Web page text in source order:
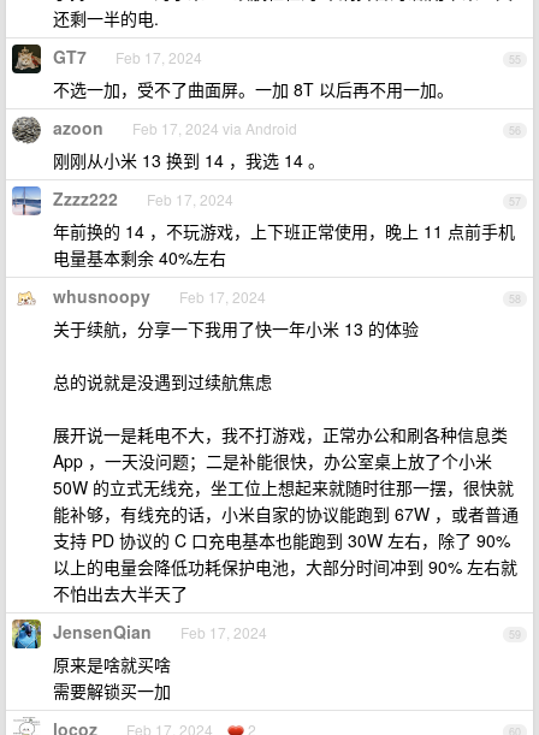
还剩一半的电.
55
GT7 Feb 17, 2024
不选一加，受不了曲面屏。一加 8T 以后再不用一加。
56
azoon Feb 17, 2024 via Android
刚刚从小米 13 换到 14 ，我选 14 。
57
Zzzz222 Feb 17, 2024
年前换的 14 ，不玩游戏，上下班正常使用，晚上 11 点前手机
电量基本剩余 40%左右
58
whusnoopy Feb 17, 2024
关于续航，分享一下我用了快一年小米 13 的体验
总的说就是没遇到过续航焦虑
展开说一是耗电不大，我不打游戏，正常办公和刷各种信息类
App ，一天没问题；二是补能很快，办公室桌上放了个小米
50W 的立式无线充，坐工位上想起来就随时往那一摆，很快就
能补够，有线充的话，小米自家的协议能跑到 67W ，或者普通
支持 PD 协议的 C 口充电基本也能跑到 30W 左右，除了 90%
以上的电量会降低功耗保护电池，大部分时间冲到 90% 左右就
不怕出去大半天了
59
JensenQian Feb 17, 2024
原来是啥就买啥
需要解锁买一加
locoz Feb 17, 2024 2